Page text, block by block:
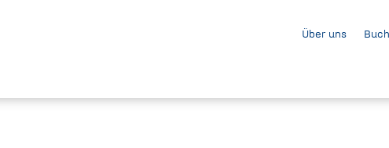
Über uns